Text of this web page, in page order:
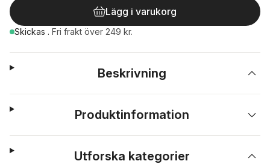
Lägg i varukorg
Skickas . Fri frakt över 249 kr.
Beskrivning
Produktinformation
Utforska kategorier